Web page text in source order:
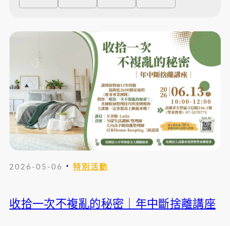
2026-05-06 ・特別活動
收拾一次不複亂的秘密｜年中斷捨離講座